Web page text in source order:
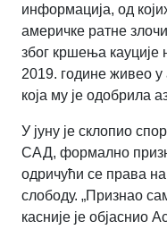
информација, од
америчке ратне
због кршења кауције
2019. године живео
која му је одобрила
У јуну је склопио
САД, формално
одричући се права
слободу. „Признао
касније је објаснио